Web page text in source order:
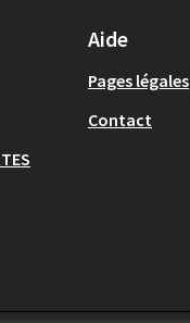
Aide
Pages légales
Contact